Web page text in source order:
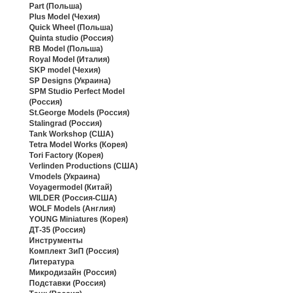
Part (Польша)
Plus Model (Чехия)
Quick Wheel (Польша)
Quinta studio (Россия)
RB Model (Польша)
Royal Model (Италия)
SKP model (Чехия)
SP Designs (Украина)
SPM Studio Perfect Model
(Россия)
St.George Models (Россия)
Stalingrad (Россия)
Tank Workshop (США)
Tetra Model Works (Корея)
Tori Factory (Корея)
Verlinden Productions (США)
Vmodels (Украина)
Voyagermodel (Китай)
WILDER (Россия-США)
WOLF Models (Англия)
YOUNG Miniatures (Корея)
ДТ-35 (Россия)
Инструменты
Комплект ЗиП (Россия)
Литература
Микродизайн (Россия)
Подставки (Россия)